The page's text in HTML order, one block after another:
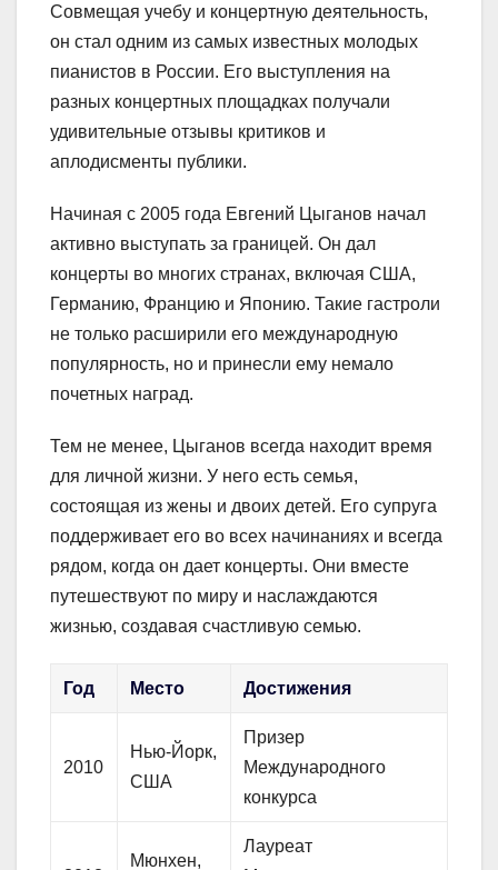
Совмещая учебу и концертную деятельность,
он стал одним из самых известных молодых
пианистов в России. Его выступления на
разных концертных площадках получали
удивительные отзывы критиков и
аплодисменты публики.
Начиная с 2005 года Евгений Цыганов начал
активно выступать за границей. Он дал
концерты во многих странах, включая США,
Германию, Францию и Японию. Такие гастроли
не только расширили его международную
популярность, но и принесли ему немало
почетных наград.
Тем не менее, Цыганов всегда находит время
для личной жизни. У него есть семья,
состоящая из жены и двоих детей. Его супруга
поддерживает его во всех начинаниях и всегда
рядом, когда он дает концерты. Они вместе
путешествуют по миру и наслаждаются
жизнью, создавая счастливую семью.
Год Место Достижения
2010
Нью-Йорк,
США
Призер
Международного
конкурса
Мюнхен,
Лауреат